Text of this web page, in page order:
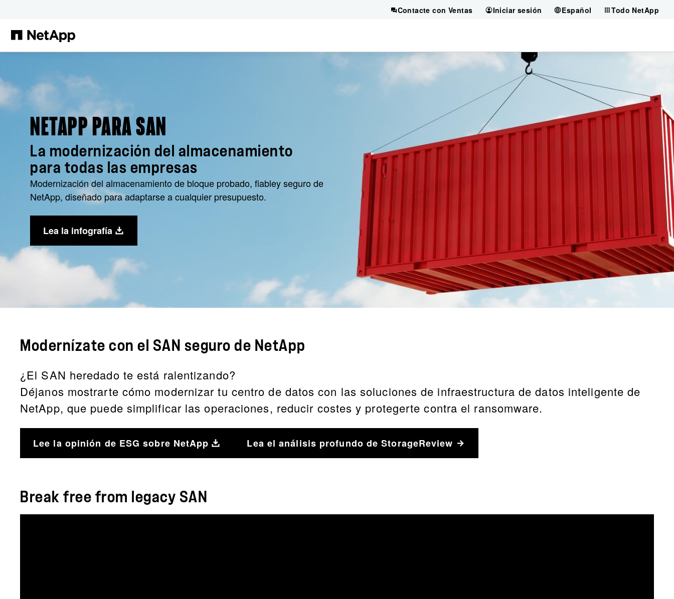
Contacte con Ventas Iniciar sesión Español Todo NetApp
NETAPP PARA SAN
La modernización del almacenamiento
para todas las empresas
Modernización del almacenamiento de bloque probado, fiabley seguro de
NetApp, diseñado para adaptarse a cualquier presupuesto.
Lea la infografía
Modernízate con el SAN seguro de NetApp
¿El SAN heredado te está ralentizando?
Déjanos mostrarte cómo modernizar tu centro de datos con las soluciones de infraestructura de datos inteligente de
NetApp, que puede simplificar las operaciones, reducir costes y protegerte contra el ransomware.
Lee la opinión de ESG sobre NetApp Lea el análisis profundo de StorageReview
Break free from legacy SAN